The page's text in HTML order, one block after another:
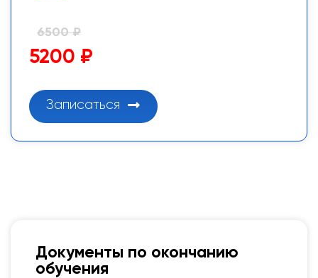
6500 ₽
5200 ₽
Записаться
Документы по окончанию
обучения